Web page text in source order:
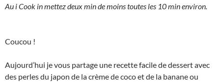
Au i Cook in mettez deux min de moins toutes les 10 min environ.
Coucou !
Aujourd’hui je vous partage une recette facile de dessert avec
des perles du japon de la crème de coco et de la banane ou